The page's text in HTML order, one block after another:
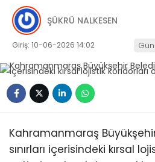
POLITIKA
DÜNYA
KÜLTÜR/SANAT
ŞÜKRÜ NALKESEN
Giriş: 10-06-2026 14:02
Kahramanmaraş
sınırları içerisindeki kırsal